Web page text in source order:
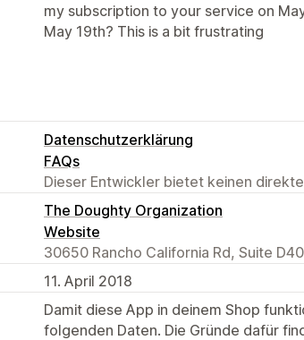
my subscription to your service on
May 19th? This is a bit frustrating
Datenschutzerklärung
FAQs
Dieser Entwickler bietet keinen
The Doughty Organization
Website
30650 Rancho California Rd, Suite
11. April 2018
Damit diese App in deinem Shop
folgenden Daten. Die Gründe dafür